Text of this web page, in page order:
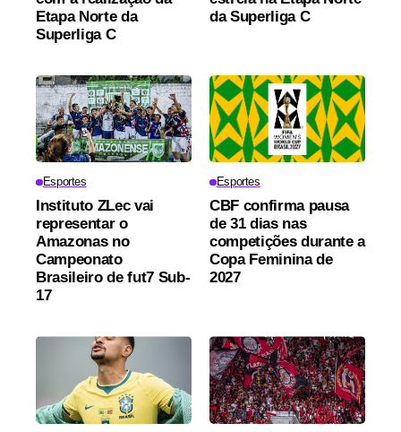
Etapa Norte da
Superliga C
da Superliga C
Esportes
Instituto ZLec vai
representar o
Amazonas no
Campeonato
Brasileiro de fut7 Sub-
17
Esportes
CBF confirma pausa
de 31 dias nas
competições durante a
Copa Feminina de
2027